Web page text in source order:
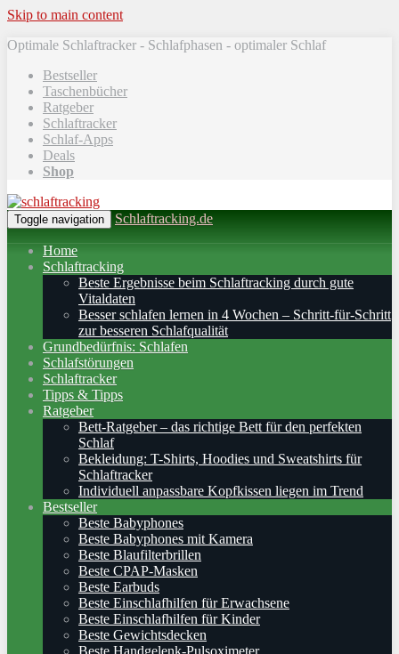
Skip to main content
Optimale Schlaftracker - Schlafphasen - optimaler Schlaf
Bestseller
Taschenbücher
Ratgeber
Schlaftracker
Schlaf-Apps
Deals
Shop
Toggle navigation Schlaftracking.de
Home
Schlaftracking
Beste Ergebnisse beim Schlaftracking durch gute
Vitaldaten
Besser schlafen lernen in 4 Wochen – Schritt‑für‑Schritt
zur besseren Schlafqualität
Grundbedürfnis: Schlafen
Schlafstörungen
Schlaftracker
Tipps & Tipps
Ratgeber
Bett-Ratgeber – das richtige Bett für den perfekten
Schlaf
Bekleidung: T-Shirts, Hoodies und Sweatshirts für
Schlaftracker
Individuell anpassbare Kopfkissen liegen im Trend
Bestseller
Beste Babyphones
Beste Babyphones mit Kamera
Beste Blaufilterbrillen
Beste CPAP-Masken
Beste Earbuds
Beste Einschlafhilfen für Erwachsene
Beste Einschlafhilfen für Kinder
Beste Gewichtsdecken
Beste Handgelenk-Pulsoximeter